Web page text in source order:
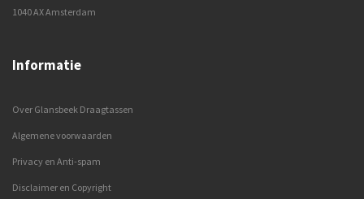
1040 AX Amsterdam
Informatie
Over Glansbeek Draagtassen
Algemene voorwaarden
Privacy en Anti-spam
Disclaimer en Copyright